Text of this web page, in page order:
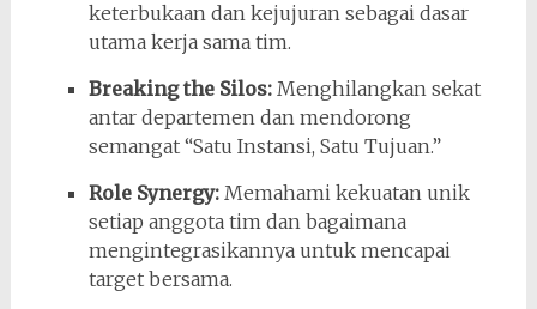
keterbukaan dan kejujuran sebagai dasar
utama kerja sama tim.
Breaking the Silos:Menghilangkan sekat
antar departemen dan mendorong
semangat “Satu Instansi, Satu Tujuan.”
Role Synergy:Memahami kekuatan unik
setiap anggota tim dan bagaimana
mengintegrasikannya untuk mencapai
target bersama.